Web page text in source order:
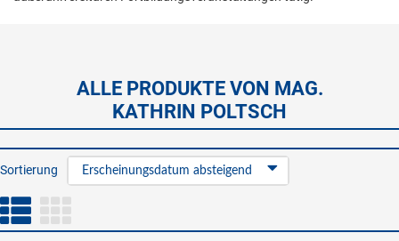
ALLE PRODUKTE VON MAG.
KATHRIN POLTSCH
Sortierung Erscheinungsdatum absteigend